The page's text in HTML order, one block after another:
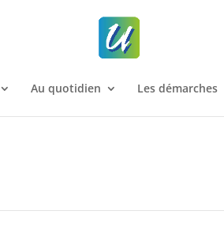
Au quotidien Les démarches